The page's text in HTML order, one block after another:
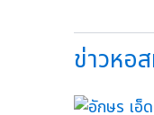
ข่าวหอ